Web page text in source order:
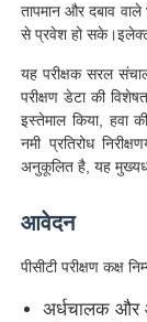
होम
उत्पाद
हमारे बारे में
फैक्टरी यात्रा
गुणवत्ता नियंत्रण
तापमान और दबाव
से प्रवेश हो
यह परीक्षक सरल
परीक्षण डेटा की
इस्तेमाल किया, हवा
नमी प्रतिरोध
अनुकूलित है, यह
आवेदन
पीसीटी परीक्षण कक्ष
अर्धचालक और